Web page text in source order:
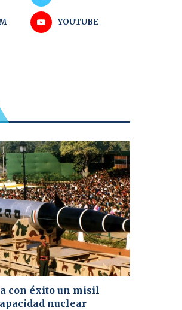
YOUTUBE
con éxito un misil
nuclear